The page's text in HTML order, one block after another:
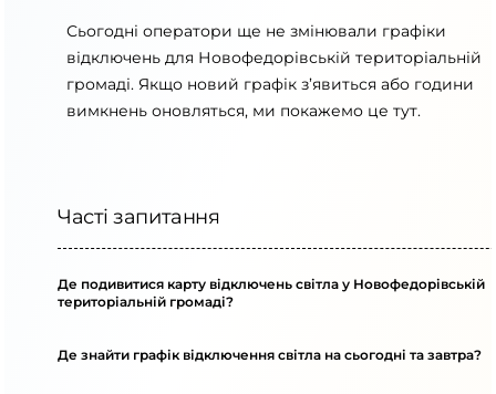
Сьогодні оператори ще не змінювали графіки
відключень для Новофедорівській територіальній
громаді. Якщо новий графік з’явиться або години
вимкнень оновляться, ми покажемо це тут.
Часті запитання
Де подивитися карту відключень світла у Новофедорівській
територіальній громаді?
Де знайти графік відключення світла на сьогодні та завтра?